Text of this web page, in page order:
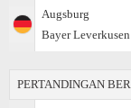
Augsburg
Bayer Leverkusen
PERTANDINGAN